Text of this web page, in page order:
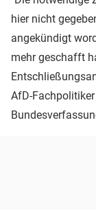
hier nicht
angekündigt
mehr geschafft
AfD-